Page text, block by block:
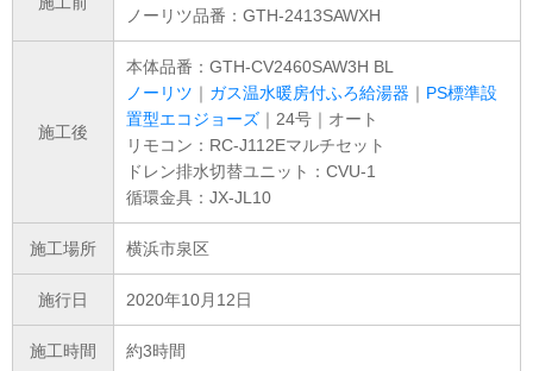
ノーリツ品番：GTH-2413SAWXH
施工後
本体品番：GTH-CV2460SAW3H BL
ノーリツ ｜ ガス温水暖房付ふろ給湯器 ｜ PS標準設
置型エコジョーズ ｜24号｜オート
リモコン：RC-J112Eマルチセット
ドレン排水切替ユニット：CVU-1
循環金具：JX-JL10
施工場所 横浜市泉区
施行日 2020年10月12日
施工時間 約3時間